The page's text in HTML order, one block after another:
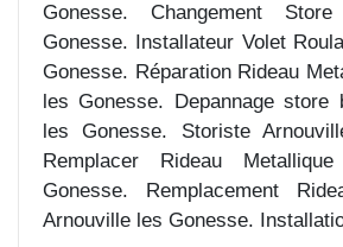
Gonesse. Changement
Gonesse. Installateur Volet
Gonesse. Réparation Rideau
les Gonesse. Depannage store
les Gonesse. Storiste
Remplacer Rideau
Gonesse. Remplacement
Arnouville les Gonesse.